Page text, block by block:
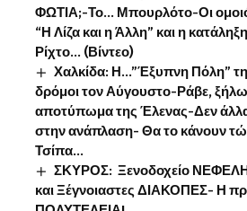
ΦΩΤΙΑ;-Το… Μπουρλότο-Οι
“Η Λίζα και η Άλλη” και η
Ρίχτο… (Βίντεο)
Χαλκίδα: Η…”Έξυπνη Πόλη”
δρόμοι τον Αύγουστο-Ράβε,
αποτύπωμα της Έλενας-Δεν
στην ανάπλαση- Θα το κάνουν
Τσίπα…
ΣΚΥΡΟΣ: Ξενοδοχείο
και Ξέγνοιαστες ΔΙΑΚΟΠΕΣ- Η